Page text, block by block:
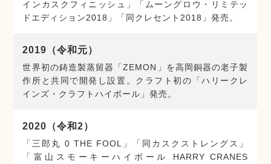
インカスクフィニッシュ」「ムーングロウ・リミテッ
ドエディション2018」「同クレセント2018」発売。
2019（令和元）
世界初の鋳造製蒸留器「ZEMON」を高岡銅器の老子製
作所と共同で開発し設置。クラフト初の「ハリークレ
インズ・クラフトハイボール」発売。
2020（令和2）
「三郎丸 0 THE FOOL」「同カスクストレングス」
「富山スモーキーハイボール HARRY CRANES